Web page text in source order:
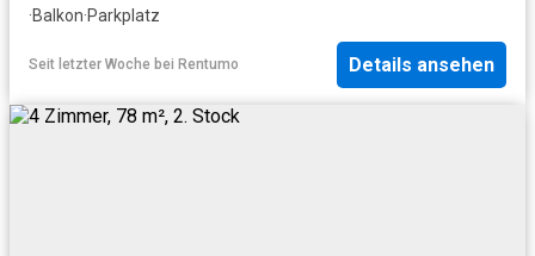
·Balkon·Parkplatz
Seit letzter Woche bei Rentumo Details ansehen